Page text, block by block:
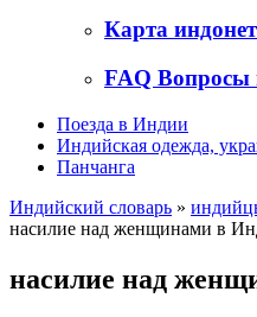
Карта
FAQ Вопросы
Поезда в Индии
Индийская одежда,
Панчанга
Индийский словарь »
насилие над женщинами в
насилие над